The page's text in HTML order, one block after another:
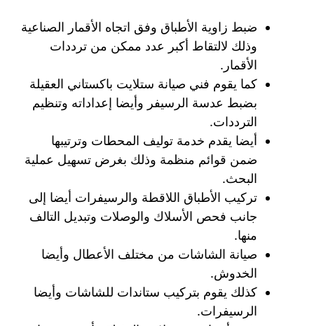
ضبط زاوية الأطباق وفق اتجاه الأقمار الصناعية
وذلك لالتقاط أكبر عدد ممكن من ترددات
الأقمار.
كما يقوم فني صيانة ستلايت باكستاني العقيلة
بضبط عدسة الرسيفر وأيضا إعداداته وتنظيم
الترددات.
أيضا يقدم خدمة توليف المحطات وترتيبها
ضمن قوائم منظمة وذلك بغرض تسهيل عملية
البحث.
تركيب الأطباق اللاقطة والرسيفرات أيضا إلى
جانب فحص الأسلاك والوصلات وتبديل التالف
منها.
صيانة الشاشات من مختلف الأعطال وأيضا
الخدوش.
كذلك يقوم بتركيب ستاندات للشاشات وأيضا
الرسيفرات.